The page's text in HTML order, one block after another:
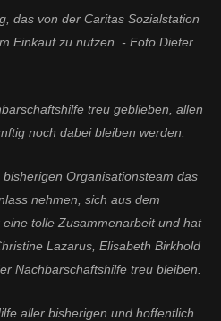
das von der Caritas Sozialstation
Einkauf zu nutzen. - Foto Dieter
treu geblieben, allen
noch dabei bleiben werden.
bisherigen Organisationsteam das
nehmen, sich aus dem
tolle Zusammenarbeit und hat
Lazarus, Elisabeth Birkhold
Nachbarschaftshilfe treu bleiben.
aller bisherigen und hoffentlich